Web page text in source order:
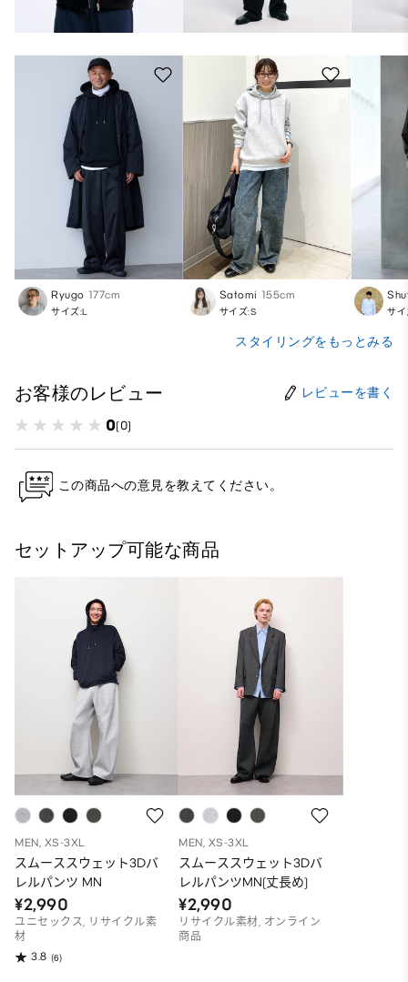
Ryugo 177cm
サイズ:L
Satomi 155cm
サイズ:S サ
スタイリングをもっとみる
お客様のレビュー レビューを書く
0(0)
この商品への意見を教えてください。
セットアップ可能な商品
MEN, XS-3XL
スムーススウェット3Dバ
レルパンツ MN
¥2,990
ユニセックス, リサイクル素
材
3.8 (6)
MEN, XS-3XL
スムーススウェット3Dバ
レルパンツMN(丈長め)
¥2,990
リサイクル素材, オンライン
商品